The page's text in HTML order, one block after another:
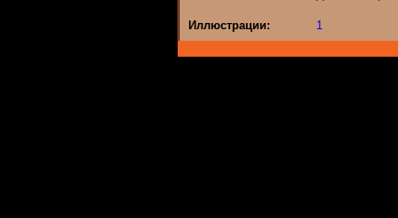
Иллюстрации: 1